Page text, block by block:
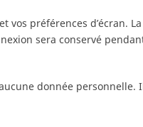
préférences d’écran.
sera conservé
donnée personnelle.